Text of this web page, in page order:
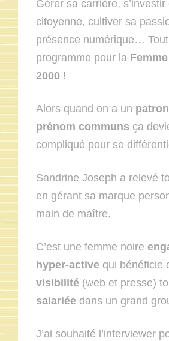
Gérer sa carrière,
citoyenne, cultiver sa
présence numérique…
programme pour la
2000 !
Alors quand on a un
prénom communs ça
compliqué pour se
Sandrine Joseph a relevé
en gérant sa marque
main de maître.
C’est une femme noire
hyper-active qui bénéficie
visibilité (web et presse)
salariée dans un grand
J’ai souhaité l’interviewer